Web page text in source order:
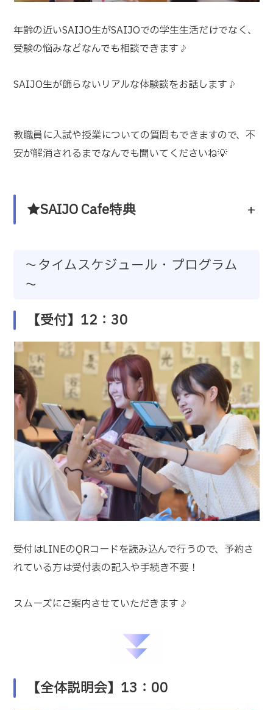
年齢の近いSAIJO生がSAIJOでの学生生活だけでなく、
受験の悩みなどなんでも相談できます♪
SAIJO生が飾らないリアルな体験談をお話します♪
教職員に入試や授業についての質問もできますので、不
安が解消されるまでなんでも聞いてくださいね💡
★SAIJO Cafe特典 +
～タイムスケジュール・プログラム
～
【受付】12：30
受付はLINEのQRコードを読み込んで行うので、予約さ
れている方は受付表の記入や手続き不要！
スムーズにご案内させていただきます♪
【全体説明会】13：00